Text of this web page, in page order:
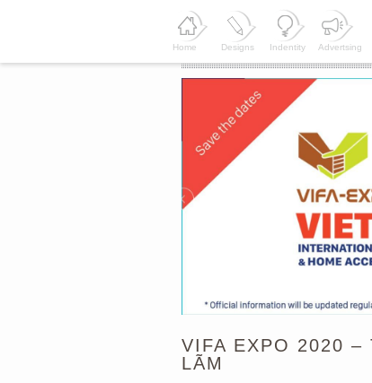
Home Designs Indentity Advertsing
VIFA EXPO 2020 –
LÃM